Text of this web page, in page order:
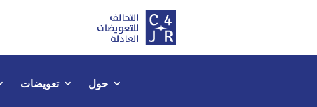
حول تعويضات